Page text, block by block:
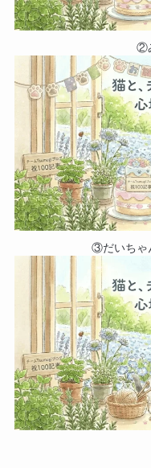
②
③だいちゃ